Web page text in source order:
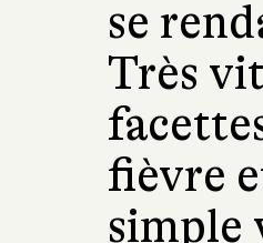
se
Très
fièvre
simple